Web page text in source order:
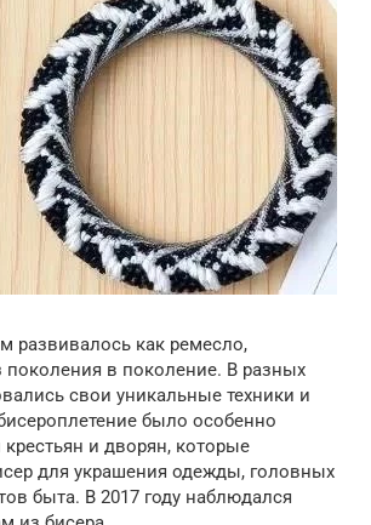
развивалось как ремесло,
поколения в поколение. В разных
свои уникальные техники и
было особенно
и дворян, которые
для украшения одежды, головных
быта. В 2017 году наблюдался